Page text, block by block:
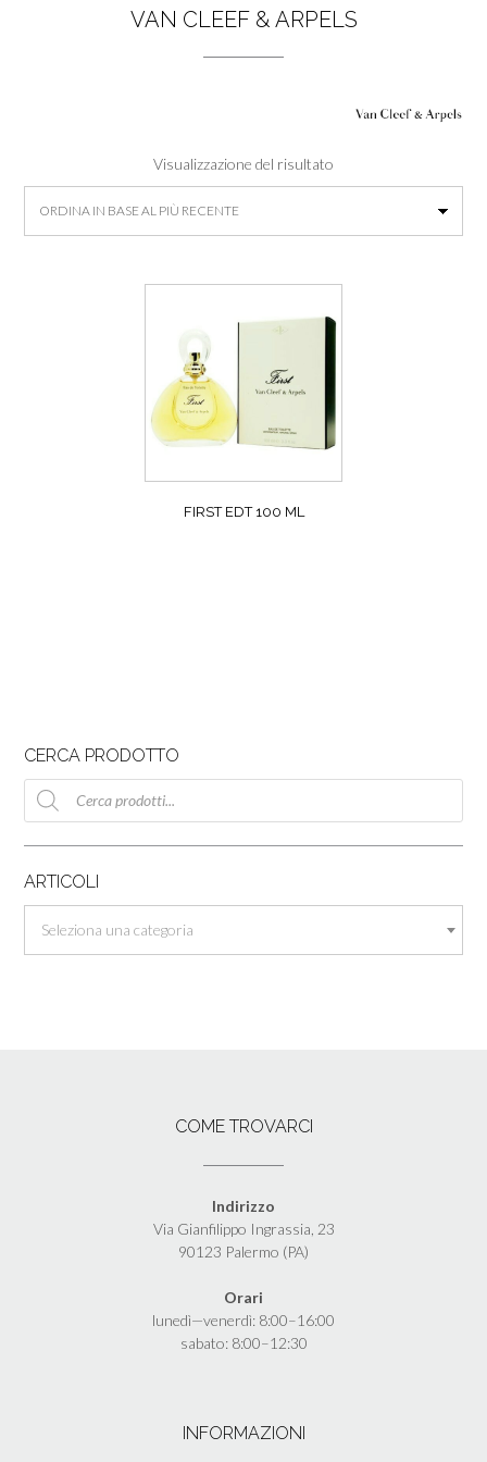
VAN CLEEF & ARPELS
Visualizzazione del risultato
FIRST EDT 100 ML
CERCA PRODOTTO
Ricerca
prodotti
ARTICOLI
Seleziona una categoria
COME TROVARCI
Indirizzo
Via Gianfilippo Ingrassia, 23
90123 Palermo (PA)
Orari
lunedì—venerdì: 8:00–16:00
sabato: 8:00–12:30
INFORMAZIONI